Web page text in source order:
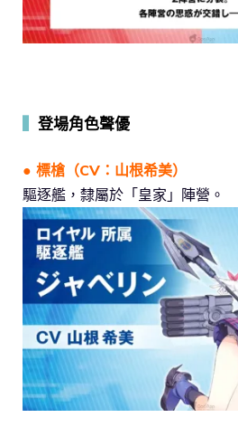
登場角色聲優
● 標槍（CV：山根希美）
驅逐艦，隸屬於「皇家」陣營。